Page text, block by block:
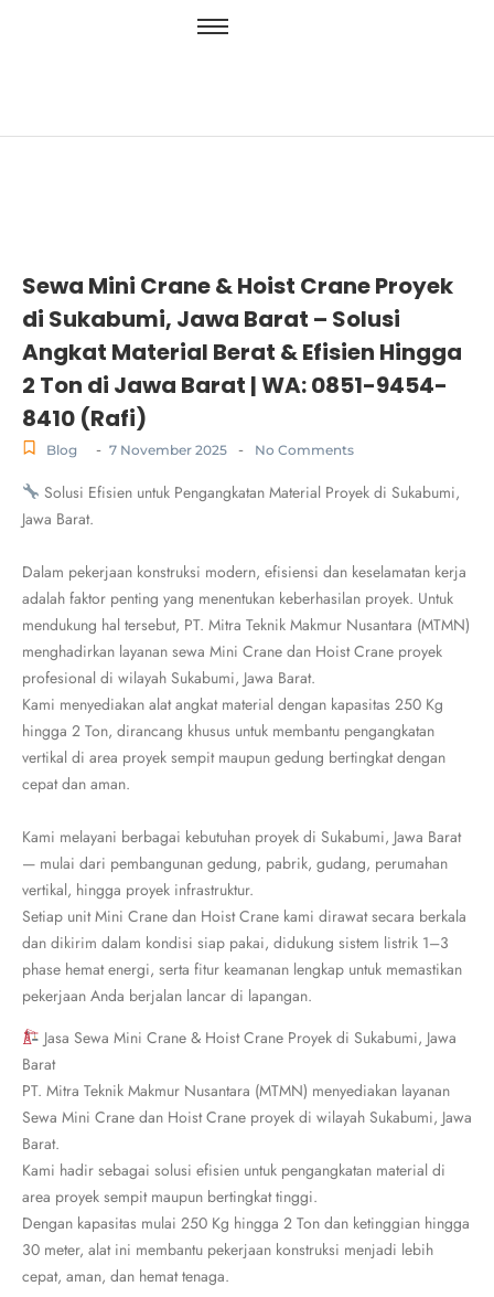
Sewa Mini Crane & Hoist Crane Proyek
di Sukabumi, Jawa Barat – Solusi
Angkat Material Berat & Efisien Hingga
2 Ton di Jawa Barat | WA: 0851-9454-
8410 (Rafi)
Blog - 7 November 2025 - No Comments
Solusi Efisien untuk Pengangkatan Material Proyek di Sukabumi,
Jawa Barat.
Dalam pekerjaan konstruksi modern, efisiensi dan keselamatan kerja
adalah faktor penting yang menentukan keberhasilan proyek. Untuk
mendukung hal tersebut, PT. Mitra Teknik Makmur Nusantara (MTMN)
menghadirkan layanan sewa Mini Crane dan Hoist Crane proyek
profesional di wilayah Sukabumi, Jawa Barat.
Kami menyediakan alat angkat material dengan kapasitas 250 Kg
hingga 2 Ton, dirancang khusus untuk membantu pengangkatan
vertikal di area proyek sempit maupun gedung bertingkat dengan
cepat dan aman.
Kami melayani berbagai kebutuhan proyek di Sukabumi, Jawa Barat
— mulai dari pembangunan gedung, pabrik, gudang, perumahan
vertikal, hingga proyek infrastruktur.
Setiap unit Mini Crane dan Hoist Crane kami dirawat secara berkala
dan dikirim dalam kondisi siap pakai, didukung sistem listrik 1–3
phase hemat energi, serta fitur keamanan lengkap untuk memastikan
pekerjaan Anda berjalan lancar di lapangan.
Jasa Sewa Mini Crane & Hoist Crane Proyek di Sukabumi, Jawa
Barat
PT. Mitra Teknik Makmur Nusantara (MTMN) menyediakan layanan
Sewa Mini Crane dan Hoist Crane proyek di wilayah Sukabumi, Jawa
Barat.
Kami hadir sebagai solusi efisien untuk pengangkatan material di
area proyek sempit maupun bertingkat tinggi.
Dengan kapasitas mulai 250 Kg hingga 2 Ton dan ketinggian hingga
30 meter, alat ini membantu pekerjaan konstruksi menjadi lebih
cepat, aman, dan hemat tenaga.